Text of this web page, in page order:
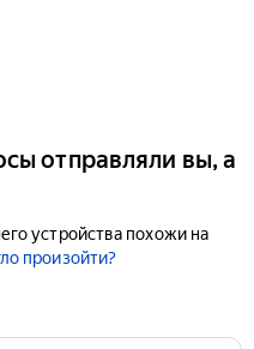
отправляли вы, а
устройства похожи на
произойти?